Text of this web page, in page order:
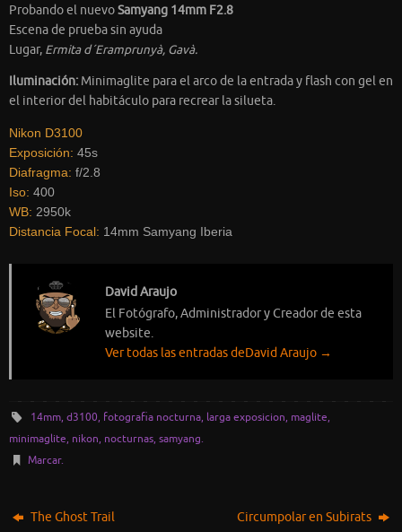
Probando el nuevoSamyang 14mm F2.8
Escena de prueba sin ayuda
Lugar, Ermita d´Eramprunyà, Gavà.
Iluminación: Minimaglite para el arco de la entrada y flash con gel en
el interior del habitáculo para recrear la silueta.
Nikon D3100
Exposición: 45s
Diafragma: f/2.8
Iso: 400
WB: 2950k
Distancia Focal: 14mm Samyang Iberia
David Araujo
El Fotógrafo, Administrador y Creador de esta
website.
Ver todas las entradas deDavid Araujo →
14mm, d3100, fotografia nocturna, larga exposicion, maglite,
minimaglite, nikon, nocturnas, samyang.
Marcar.
The Ghost Trail Circumpolar en Subirats